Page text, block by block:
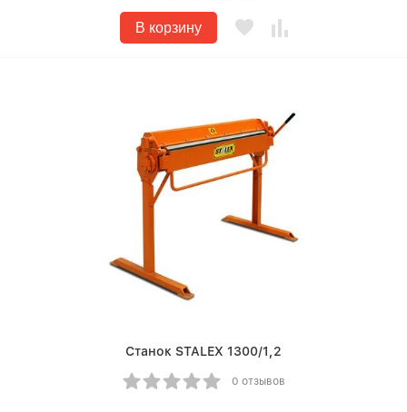
В корзину
Станок STALEX 1300/1,2
0 отзывов